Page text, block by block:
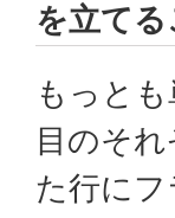
を立て
もっと
目のそ
た行に